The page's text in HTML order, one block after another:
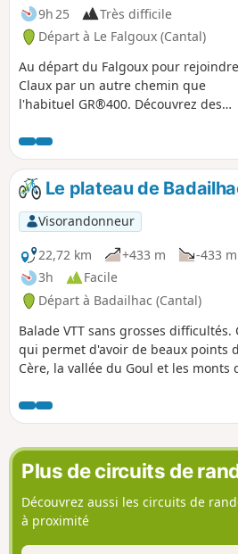
9h 25
Très difficile
Départ à Le Falgoux (Cantal)
Au départ du Falgoux pour
Claux par un autre chemin que
l'habituel GR®400. Découvrez des
randonnée fait partie d'une boucle
complète de 35 km à faire (comptez
8h en trail), et 2 jours avec une nuit
Claux et/ou au Falgoux pour les
randonneurs.
Le plateau de
Visorandonneur
22,72 km
+433 m
-433 m
3h
Facile
Départ à Badailhac (Cantal)
Balade VTT sans grosses
qui permet d'avoir de beaux points
Cère, la vallée du Goul et les monts
Plus de circuits de
Découvrez aussi les circuits de
à proximité